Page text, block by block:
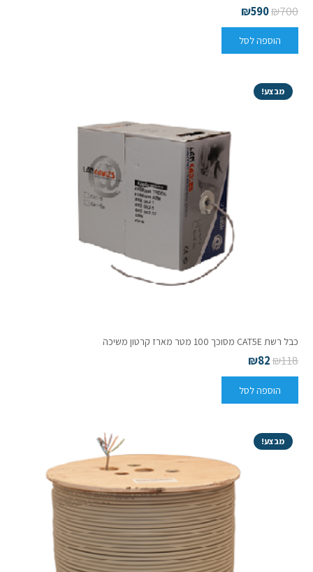
₪700
₪590
הוספה לסל
מבצע!
כבל רשת CAT5E מסוכך 100 מטר מארז קרטון משיכה
₪118
₪82
הוספה לסל
מבצע!